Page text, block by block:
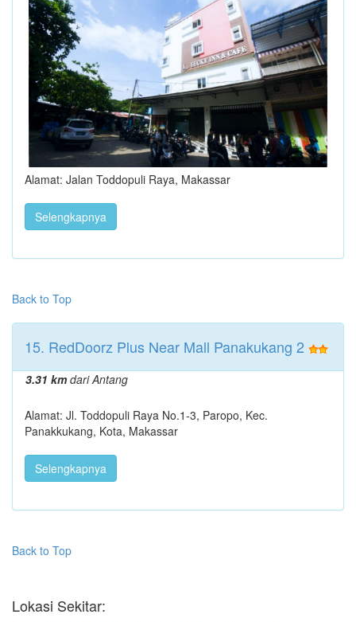
Alamat: Jalan Toddopuli Raya, Makassar
Selengkapnya
Back to Top
15. RedDoorz Plus Near Mall Panakukang 2
3.31 kmdari Antang
Alamat: Jl. Toddopuli Raya No.1-3, Paropo, Kec.
Panakkukang, Kota, Makassar
Selengkapnya
Back to Top
Lokasi Sekitar: